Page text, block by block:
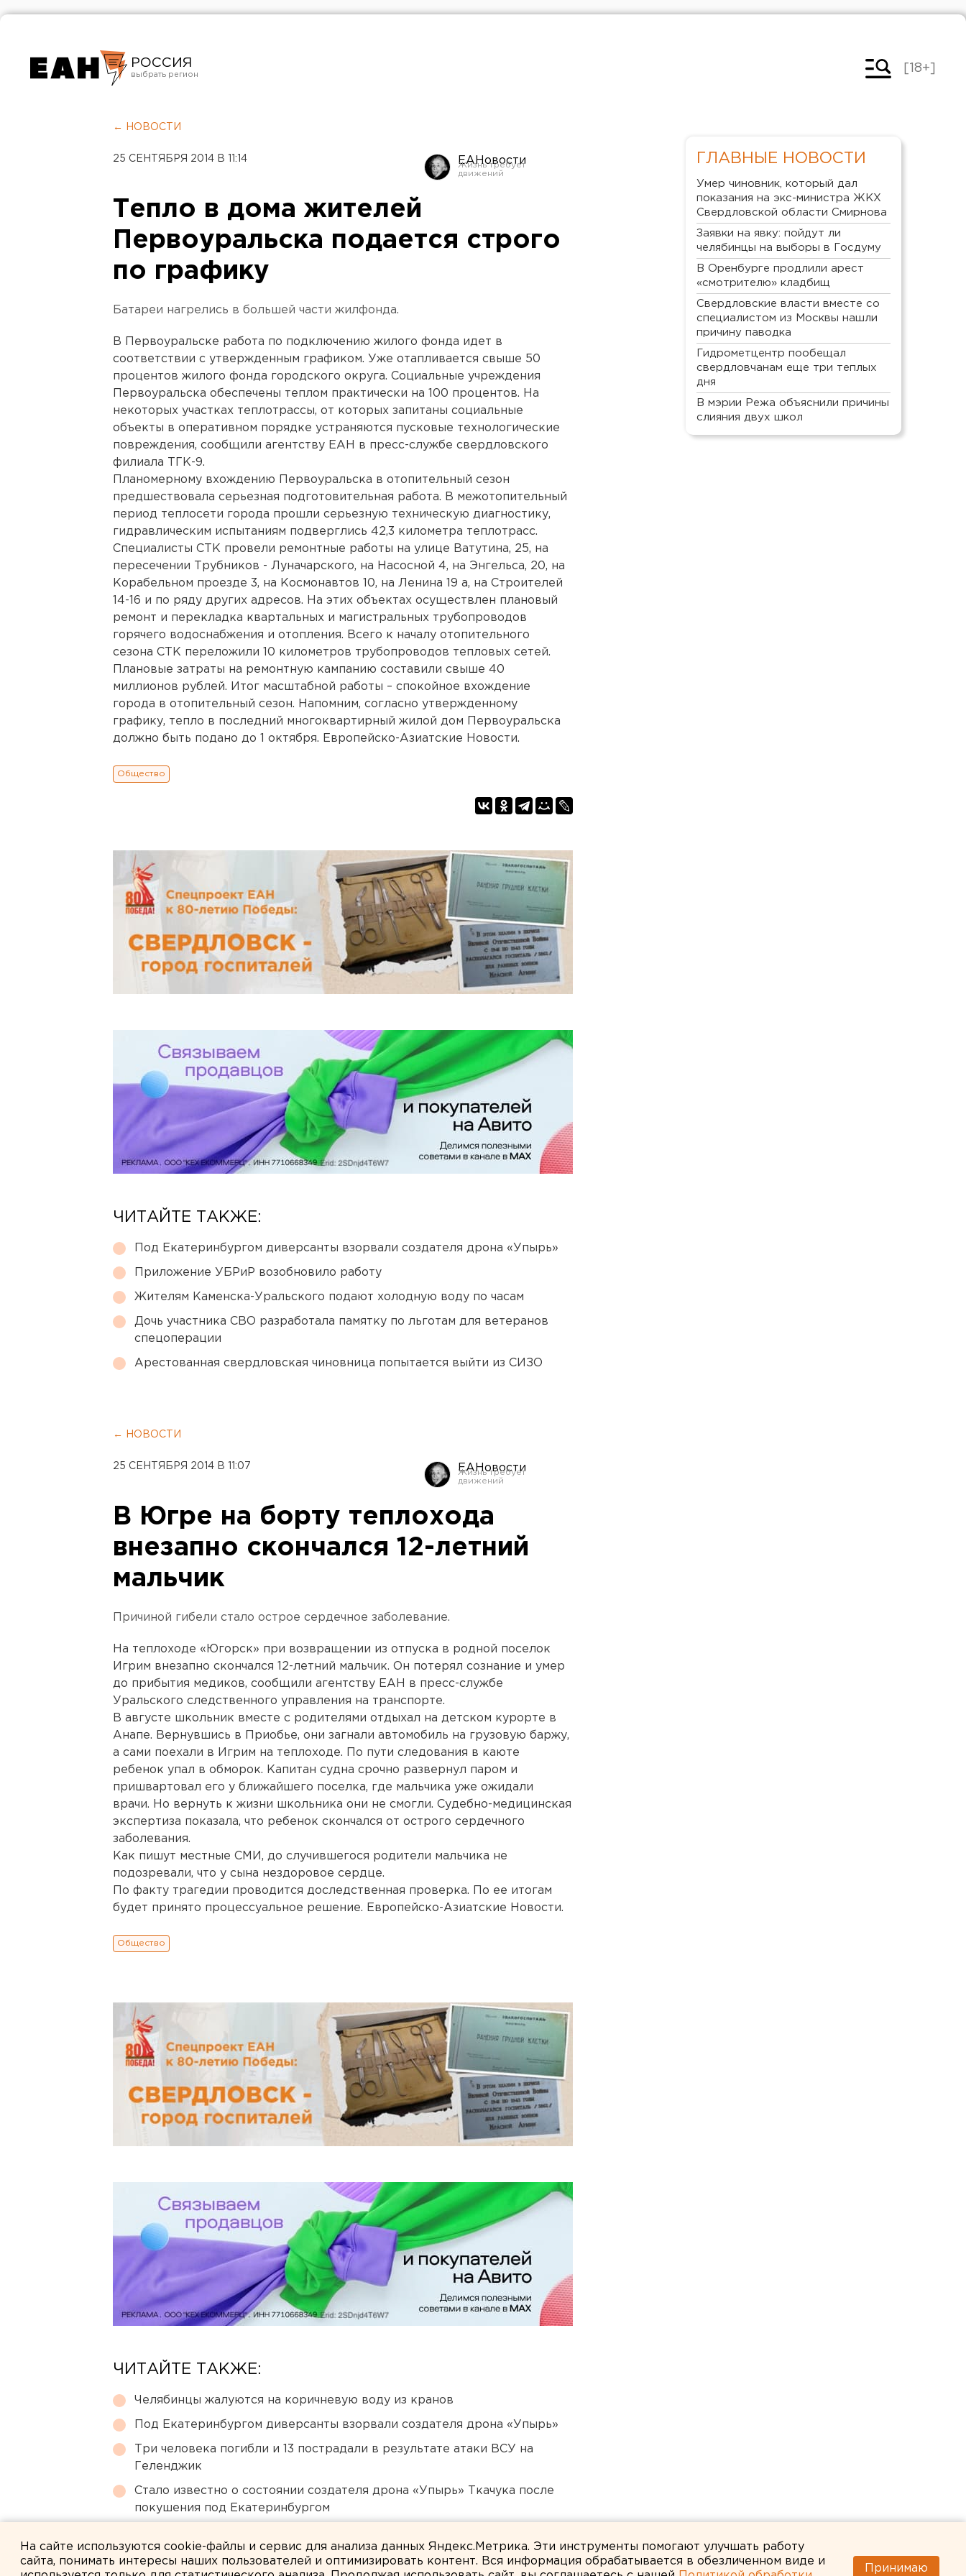
РОССИЯ
Челябинск
[18+]
← НОВОСТИ
25 СЕНТЯБРЯ 2014 В 11:14 ЕАНовости
Тепло в дома жителей
Первоуральска подается строго
по графику
Батареи нагрелись в большей части жилфонда.
В Первоуральске работа по подключению жилого фонда идет в
соответствии с утвержденным графиком. Уже отапливается свыше 50
процентов жилого фонда городского округа. Социальные учреждения
Первоуральска обеспечены теплом практически на 100 процентов. На
некоторых участках теплотрассы, от которых запитаны социальные
объекты в оперативном порядке устраняются пусковые технологические
повреждения, сообщили агентству ЕАН в пресс-службе свердловского
филиала ТГК-9.
Планомерному вхождению Первоуральска в отопительный сезон
предшествовала серьезная подготовительная работа. В межотопительный
период теплосети города прошли серьезную техническую диагностику,
гидравлическим испытаниям подверглись 42,3 километра теплотрасс.
Специалисты СТК провели ремонтные работы на улице Ватутина, 25, на
пересечении Трубников - Луначарского, на Насосной 4, на Энгельса, 20, на
Корабельном проезде 3, на Космонавтов 10, на Ленина 19 а, на Строителей
14-16 и по ряду других адресов. На этих объектах осуществлен плановый
ремонт и перекладка квартальных и магистральных трубопроводов
горячего водоснабжения и отопления. Всего к началу отопительного
сезона СТК переложили 10 километров трубопроводов тепловых сетей.
Плановые затраты на ремонтную кампанию составили свыше 40
миллионов рублей. Итог масштабной работы – спокойное вхождение
города в отопительный сезон. Напомним, согласно утвержденному
графику, тепло в последний многоквартирный жилой дом Первоуральска
должно быть подано до 1 октября. Европейско-Азиатские Новости.
Общество
ЧИТАЙТЕ ТАКЖЕ:
Под Екатеринбургом диверсанты взорвали создателя дрона «Упырь»
Приложение УБРиР возобновило работу
Жителям Каменска-Уральского подают холодную воду по часам
Дочь участника СВО разработала памятку по льготам для ветеранов
спецоперации
Арестованная свердловская чиновница попытается выйти из СИЗО
← НОВОСТИ
25 СЕНТЯБРЯ 2014 В 11:07 ЕАНовости
В Югре на борту теплохода
внезапно скончался 12-летний
мальчик
Причиной гибели стало острое сердечное заболевание.
На теплоходе «Югорск» при возвращении из отпуска в родной поселок
Игрим внезапно скончался 12-летний мальчик. Он потерял сознание и умер
до прибытия медиков, сообщили агентству ЕАН в пресс-службе
Уральского следственного управления на транспорте.
В августе школьник вместе с родителями отдыхал на детском курорте в
Анапе. Вернувшись в Приобье, они загнали автомобиль на грузовую баржу,
а сами поехали в Игрим на теплоходе. По пути следования в каюте
ребенок упал в обморок. Капитан судна срочно развернул паром и
пришвартовал его у ближайшего поселка, где мальчика уже ожидали
врачи. Но вернуть к жизни школьника они не смогли. Судебно-медицинская
экспертиза показала, что ребенок скончался от острого сердечного
заболевания.
Как пишут местные СМИ, до случившегося родители мальчика не
подозревали, что у сына нездоровое сердце.
По факту трагедии проводится доследственная проверка. По ее итогам
будет принято процессуальное решение. Европейско-Азиатские Новости.
Общество
ЧИТАЙТЕ ТАКЖЕ:
Челябинцы жалуются на коричневую воду из кранов
Под Екатеринбургом диверсанты взорвали создателя дрона «Упырь»
Три человека погибли и 13 пострадали в результате атаки ВСУ на
Геленджик
Стало известно о состоянии создателя дрона «Упырь» Ткачука после
покушения под Екатеринбургом
ГЛАВНЫЕ НОВОСТИ
Умер чиновник, который дал
показания на экс-министра ЖКХ
Свердловской области Смирнова
Заявки на явку: пойдут ли
челябинцы на выборы в Госдуму
В Оренбурге продлили арест
«смотрителю» кладбищ
Свердловские власти вместе со
специалистом из Москвы нашли
причину паводка
Гидрометцентр пообещал
свердловчанам еще три теплых
дня
В мэрии Режа объяснили причины
слияния двух школ
На сайте используются cookie-файлы и сервис для анализа данных Яндекс.Метрика. Эти инструменты помогают улучшать работу
сайта, понимать интересы наших пользователей и оптимизировать контент. Вся информация обрабатывается в обезличенном виде и
Принимаю